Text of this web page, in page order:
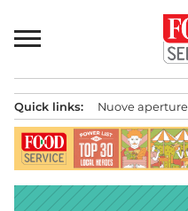
al
contenuto
principale
Quick links: Nuove aperture